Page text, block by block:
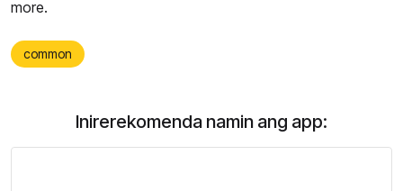
more.
common
Inirerekomenda namin ang app: